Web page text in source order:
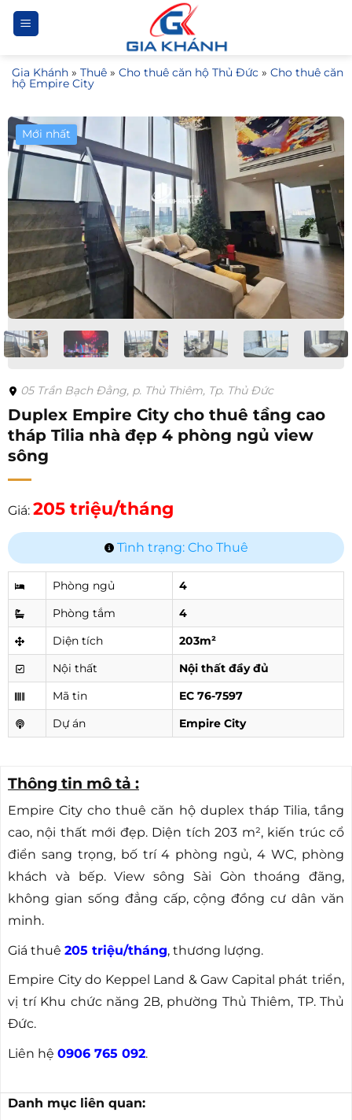
Bỏ
qua
dung
Gia Khánh » Thuê » Cho thuê căn hộ Thủ Đức » Cho thuê căn
hộ Empire City
Mới nhất
05 Trần Bạch Đằng, p. Thủ Thiêm, Tp. Thủ Đức
Duplex Empire City cho thuê tầng cao
tháp Tilia nhà đẹp 4 phòng ngủ view
sông
Giá: 205 triệu/tháng
Tình trạng: Cho Thuê
Phòng ngủ
4
Phòng tắm
4
Diện tích
203m²
Nội thất
Nội thất đầy đủ
Mã tin
EC 76-7597
Dự án
Empire City
Thông tin mô tả :
Empire City cho thuê căn hộ duplex tháp Tilia, tầng
cao, nội thất mới đẹp. Diện tích 203 m², kiến trúc cổ
điển sang trọng, bố trí 4 phòng ngủ, 4 WC, phòng
khách và bếp. View sông Sài Gòn thoáng đãng,
không gian sống đẳng cấp, cộng đồng cư dân văn
minh.
Giá thuê 205 triệu/tháng, thương lượng.
Empire City do Keppel Land & Gaw Capital phát triển,
vị trí Khu chức năng 2B, phường Thủ Thiêm, TP. Thủ
Đức.
Liên hệ 0906 765 092.
Danh mục liên quan: